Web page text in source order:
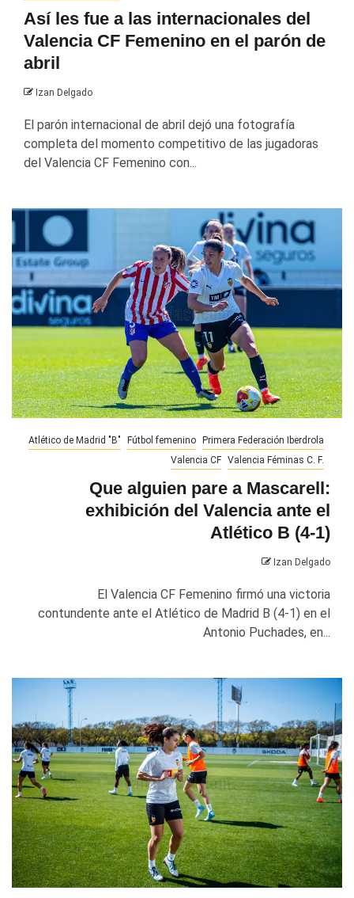
Así les fue a las internacionales del
Valencia CF Femenino en el parón de
abril
Izan Delgado
El parón internacional de abril dejó una fotografía
completa del momento competitivo de las jugadoras
del Valencia CF Femenino con...
Atlético de Madrid "B" Fútbol femenino Primera Federación Iberdrola
Valencia CF Valencia Féminas C. F.
Que alguien pare a Mascarell:
exhibición del Valencia ante el
Atlético B (4-1)
Izan Delgado
El Valencia CF Femenino firmó una victoria
contundente ante el Atlético de Madrid B (4-1) en el
Antonio Puchades, en...